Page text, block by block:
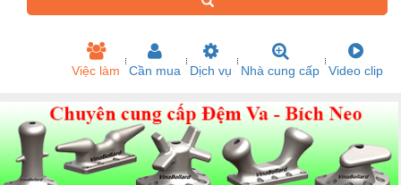
Việc làm Cần mua Dịch vụ Nhà cung cấp Video clip